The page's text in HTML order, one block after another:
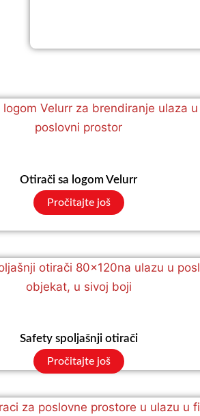
Otirači sa logom Velurr
Pročitajte još
Safety spoljašnji otirači
Pročitajte još